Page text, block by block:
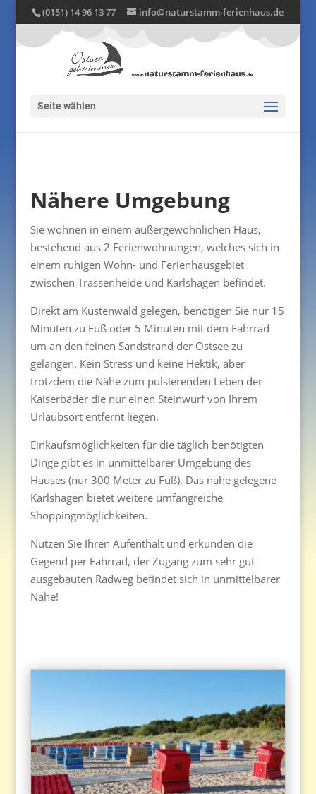
(0151) 14 96 13 77 info@naturstamm-ferienhaus.de
Seite wählen
Nähere Umgebung
Sie wohnen in einem außergewöhnlichen Haus,
bestehend aus 2 Ferienwohnungen, welches sich in
einem ruhigen Wohn- und Ferienhausgebiet
zwischen Trassenheide und Karlshagen befindet.
Direkt am Küstenwald gelegen, benötigen Sie nur 15
Minuten zu Fuß oder 5 Minuten mit dem Fahrrad
um an den feinen Sandstrand der Ostsee zu
gelangen. Kein Stress und keine Hektik, aber
trotzdem die Nähe zum pulsierenden Leben der
Kaiserbäder die nur einen Steinwurf von Ihrem
Urlaubsort entfernt liegen.
Einkaufsmöglichkeiten für die täglich benötigten
Dinge gibt es in unmittelbarer Umgebung des
Hauses (nur 300 Meter zu Fuß). Das nahe gelegene
Karlshagen bietet weitere umfangreiche
Shoppingmöglichkeiten.
Nutzen Sie Ihren Aufenthalt und erkunden die
Gegend per Fahrrad, der Zugang zum sehr gut
ausgebauten Radweg befindet sich in unmittelbarer
Nähe!